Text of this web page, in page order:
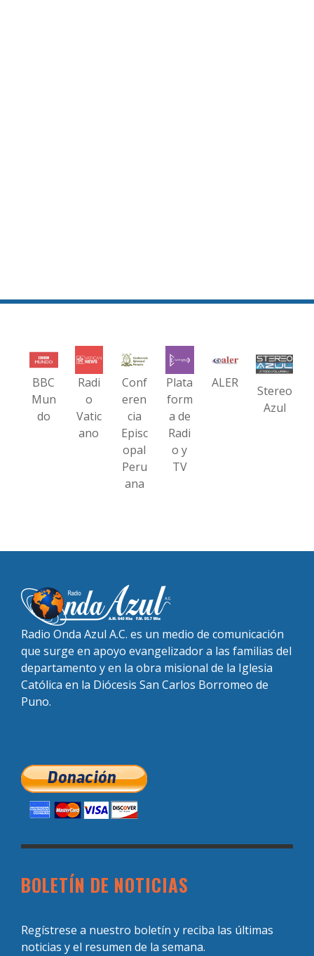
BBC
Mun
do
Radi
o
Vatic
ano
Conf
eren
cia
Episc
opal
Peru
ana
Plata
form
a de
Radi
o y
TV
ALER
Stereo
Azul
Radio Onda Azul A.C. es un medio de comunicación
que surge en apoyo evangelizador a las familias del
departamento y en la obra misional de la Iglesia
Católica en la Diócesis San Carlos Borromeo de
Puno.
BOLETÍN DE NOTICIAS
Regístrese a nuestro boletín y reciba las últimas
noticias y el resumen de la semana.